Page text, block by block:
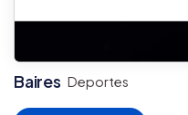
Baires Deportes